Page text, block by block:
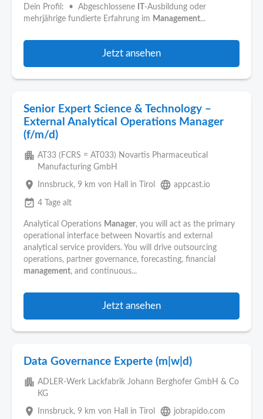
Dein Profil: • Abgeschlossene
-Ausbildung oder
mehrjährige fundierte Erfahrung im Management...
Jetzt ansehen
Senior Expert Science & Technology –
External Analytical Operations Manager
(f/m/d)
apartment AT33 (FCRS = AT033) Novartis Pharmaceutical
Manufacturing GmbH
place Innsbruck, 9 km von Hall in Tirol language appcast.io
event_available 4 Tage alt
Analytical Operations Manager, you will act as the primary
operational interface between Novartis and external
analytical service providers. You will drive outsourcing
operations, partner governance, forecasting, financial
management, and continuous...
Jetzt ansehen
Data Governance Experte (m|w|d)
apartment ADLER-Werk Lackfabrik Johann Berghofer GmbH & Co
KG
place Innsbruck, 9 km von Hall in Tirol language jobrapido.com